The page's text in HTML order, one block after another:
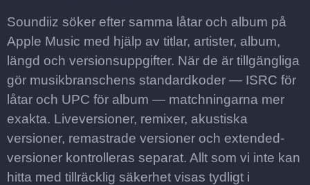
Soundiiz söker efter samma låtar och album på
Apple Music med hjälp av titlar, artister, album,
längd och versionsuppgifter. När de är tillgängliga
gör musikbranschens standardkoder — ISRC för
låtar och UPC för album — matchningarna mer
exakta. Liveversioner, remixer, akustiska
versioner, remastrade versioner och extended-
versioner kontrolleras separat. Allt som vi inte kan
hitta med tillräcklig säkerhet visas tydligt i